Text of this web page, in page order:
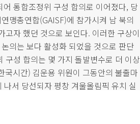
통합조정위 구성 합의로 이어졌다, 당
맹총연합(GAISF)에 참가시켜 남 북의
고자 했던 것으로 보인다. 이러한 구상이
의는 보다 활성화 되었을 것으로 판단
구성 합의는 몇 가지 돌발변수로 더 이상
시간) 김운용 위원이 그동안의 불출마
서 당선되자 평창 겨울올림픽 유치 실